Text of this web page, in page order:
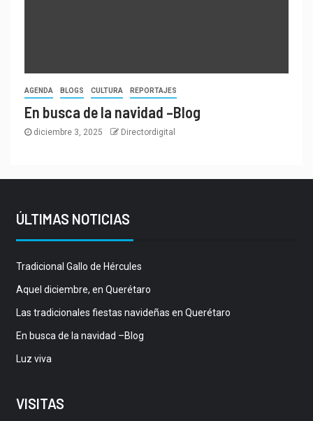
AGENDA BLOGS CULTURA REPORTAJES
En busca de la navidad –Blog
diciembre 3, 2025 Directordigital
ÚLTIMAS NOTICIAS
Tradicional Gallo de Hércules
Aquel diciembre, en Querétaro
Las tradicionales fiestas navideñas en Querétaro
En busca de la navidad –Blog
Luz viva
VISITAS